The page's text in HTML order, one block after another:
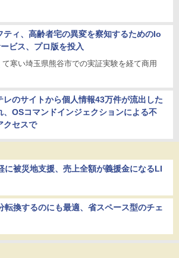
ティ、高齢者宅の異変を察知するためのIo
ビス、プロ版を投入
て寒い埼玉県熊谷市での実証実験を経て商用
レのサイトから個人情報43万件が流出した
、OSコマンドインジェクションによる不
クセスで
に被災地支援、売上全額が義援金になるLI
転換するのにも最適、省スペース型のチェ